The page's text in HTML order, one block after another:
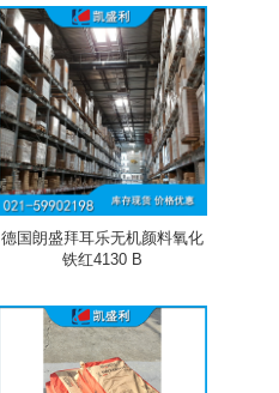
德国朗盛拜耳乐无机颜料氧化
铁红4130 B